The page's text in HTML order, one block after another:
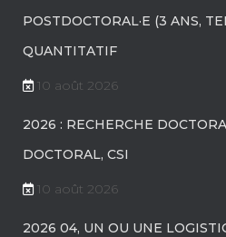
POSTDOCTORAL·E (3 ANS,
QUANTITATIF
10 août 2026
2026 : RECHERCHE
DOCTORAL, CSI
10 août 2026
2026 04, UN OU UNE